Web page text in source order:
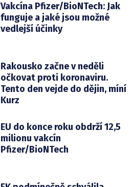
Vakcína Pfizer/BioNTech: Jak
funguje a jaké jsou možné
vedlejší účinky
Rakousko začne v neděli
očkovat proti koronaviru.
Tento den vejde do dějin, míní
Kurz
EU do konce roku obdrží 12,5
milionu vakcín
Pfizer/BioNTech